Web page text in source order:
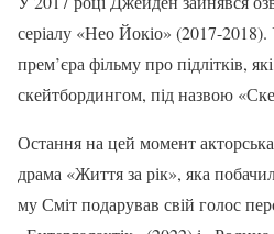
серіалу «Нео Йокіо» (2017-2018).
прем’єра фільму про підлітків,
скейтбордингом, під назвою
Остання на цей момент
драма «Життя за рік», яка
му Сміт подарував свій голос